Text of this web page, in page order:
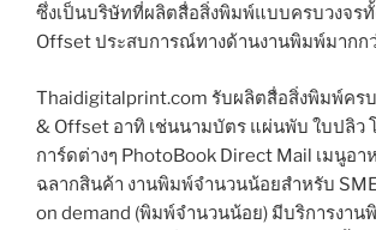
ซึ่งเป็นบริษัทที่ผลิตสื่อสิ่งพิมพ์แบบครบวงจร
Offset ประสบการณ์ทางด้านงานพิมพ์มากก
Thaidigitalprint.com รับผลิตสื่อสิ่งพิมพ์คร
& Offset อาทิ เช่นนามบัตร แผ่นพับ ใบปลิว
การ์ดต่างๆ PhotoBook Direct Mail เมนูอา
ฉลากสินค้า งานพิมพ์จำนวนน้อยสำหรับ
on demand (พิมพ์จำนวนน้อย) มีบริการงาน